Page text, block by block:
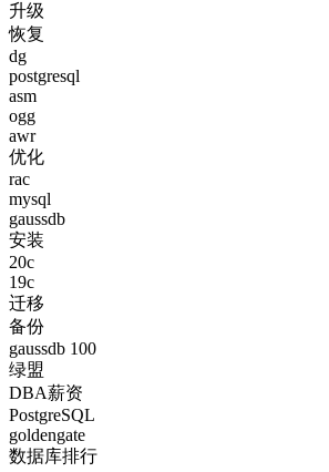
升级
恢复
dg
postgresql
asm
ogg
awr
优化
rac
mysql
gaussdb
安装
20c
19c
迁移
备份
gaussdb 100
绿盟
DBA薪资
PostgreSQL
goldengate
数据库排行